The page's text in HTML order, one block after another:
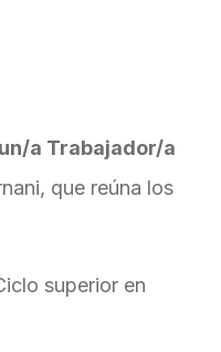
un/a Trabajador/a
que reúna los
superior en